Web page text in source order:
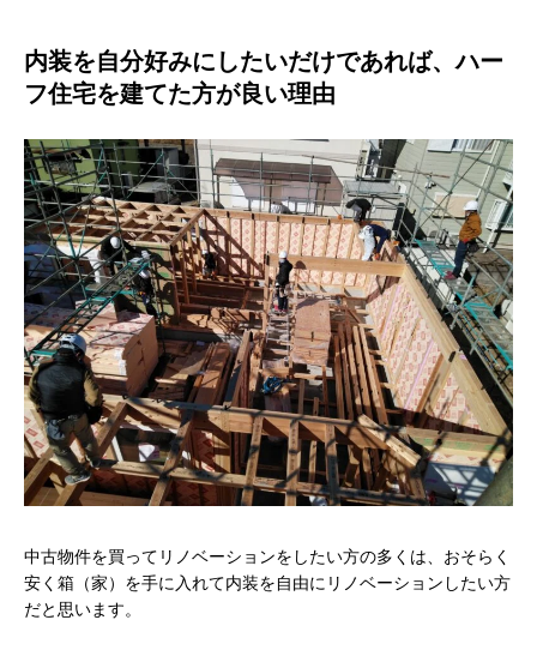
内装を自分好みにしたいだけであれば、ハー
フ住宅を建てた方が良い理由
中古物件を買ってリノベーションをしたい方の多くは、おそらく
安く箱（家）を手に入れて内装を自由にリノベーションしたい方
だと思います。